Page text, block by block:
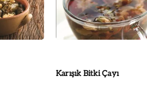
Karışık Bitki Çayı